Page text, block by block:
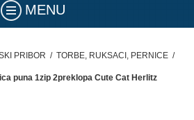
MENU
PRIBOR / TORBE, RUKSACI, PERNICE /
puna 1zip 2preklopa Cute Cat Herlitz